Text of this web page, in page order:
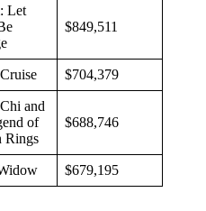
Let
$849,511
$704,379
and
of
Rings
$688,746
$679,195